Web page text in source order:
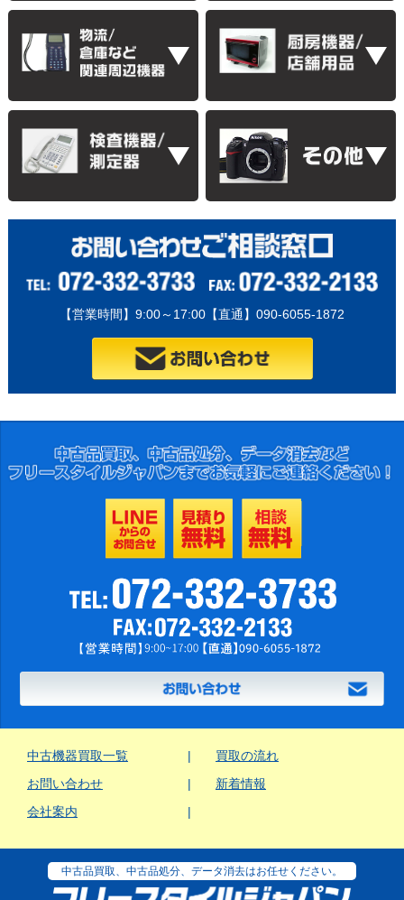
【営業時間】9:00～17:00【直通】090-6055-1872
中古機器買取一覧
買取の流れ
お問い合わせ
新着情報
会社案内
中古品買取、中古品処分、データ消去はお任せください。